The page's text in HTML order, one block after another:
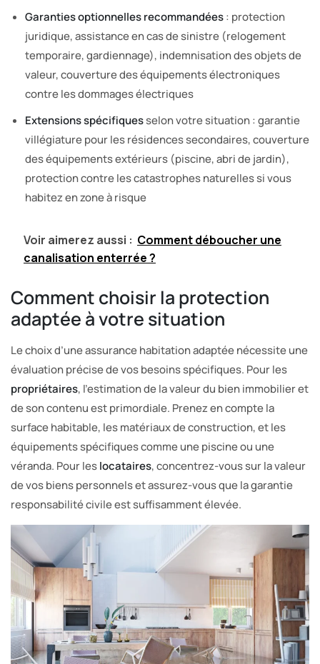
Garanties optionnelles recommandées: protection
juridique, assistance en cas de sinistre (relogement
temporaire, gardiennage), indemnisation des objets de
valeur, couverture des équipements électroniques
contre les dommages électriques
Extensions spécifiquesselon votre situation : garantie
villégiature pour les résidences secondaires, couverture
des équipements extérieurs (piscine, abri de jardin),
protection contre les catastrophes naturelles si vous
habitez en zone à risque
Voir aimerez aussi : Comment déboucher une
canalisation enterrée ?
Comment choisir la protection
adaptée à votre situation
Le choix d’une assurance habitation adaptée nécessite une
évaluation précise de vos besoins spécifiques. Pour les
propriétaires, l’estimation de la valeur du bien immobilier et
de son contenu est primordiale. Prenez en compte la
surface habitable, les matériaux de construction, et les
équipements spécifiques comme une piscine ou une
véranda. Pour leslocataires, concentrez-vous sur la valeur
de vos biens personnels et assurez-vous que la garantie
responsabilité civile est suffisamment élevée.